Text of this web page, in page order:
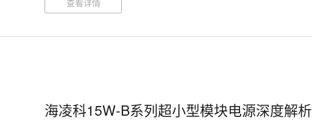
查看详情
海凌科15W-B系列超小型模块电源深度解析